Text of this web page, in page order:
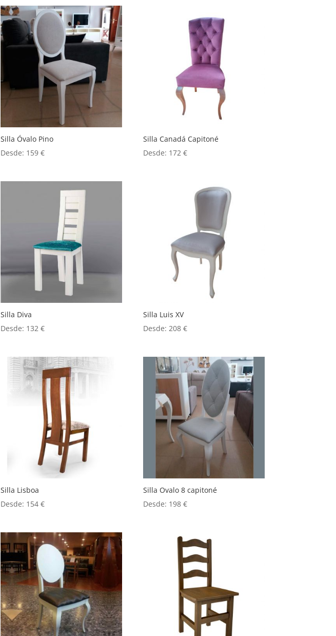
Silla Óvalo Pino
Desde: 159€
Silla Canadá Capitoné
Desde: 172€
Silla Diva
Desde: 132€
Silla Luis XV
Desde:208€
Silla Lisboa
Desde: 154€
Silla Ovalo 8 capitoné
Desde: 198€